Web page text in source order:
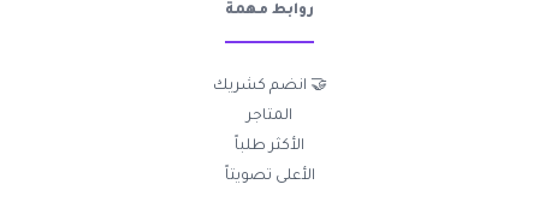
روابط مهمة
🤝 انضم كشريك
المتاجر
الأكثر طلباً
الأعلى تصويتاً